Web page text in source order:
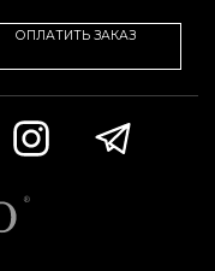
ОПЛАТИТЬ ЗАКАЗ